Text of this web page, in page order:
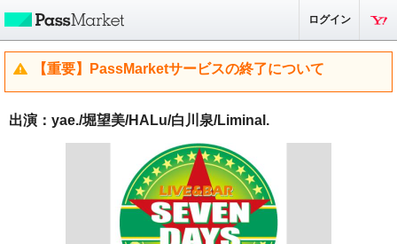
ログイン
【重要】PassMarketサービスの終了について
出演：yae./堀望美/HALu/白川泉/Liminal.